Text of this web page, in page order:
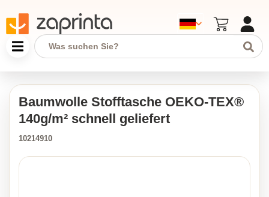
Baumwolle Stofftasche OEKO-TEX®
140g/m² schnell geliefert
10214910